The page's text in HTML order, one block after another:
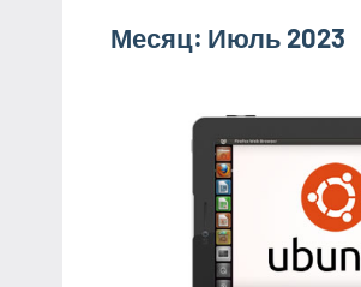
Месяц: Июль 2023